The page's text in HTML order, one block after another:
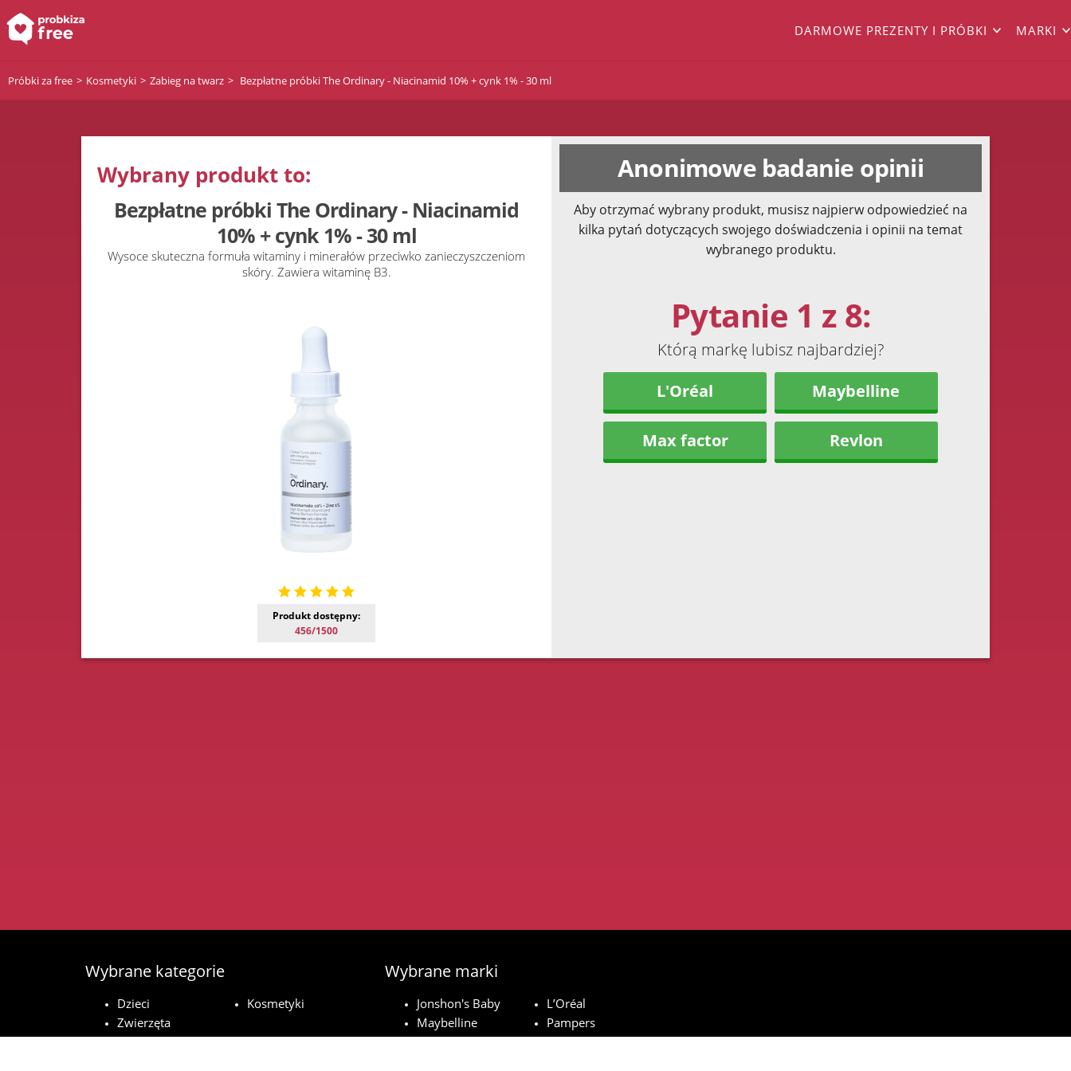
DARMOWE PREZENTY I PRÓBKI MARKI
Próbki za free Kosmetyki Zabieg na twarz Bezpłatne próbki The Ordinary - Niacinamid 10% + cynk 1% - 30 ml
Wybrany produkt to:
Bezpłatne próbki The Ordinary - Niacinamid
10% + cynk 1% - 30 ml
Wysoce skuteczna formuła witaminy i minerałów przeciwko zanieczyszczeniom
skóry. Zawiera witaminę B3.
Produkt dostępny:
456/1500
Anonimowe badanie opinii
Aby otrzymać wybrany produkt, musisz najpierw odpowiedzieć na
kilka pytań dotyczących swojego doświadczenia i opinii na temat
wybranego produktu.
Pytanie 1 z 8:
Którą markę lubisz najbardziej?
L'Oréal
Maybelline
Max factor Revlon
Wybrane kategorie
Dzieci
Kosmetyki
Zwierzęta
domowe
Wybrane marki
Jonshon's Baby
L’Oréal
Maybelline
Pampers
Royal Canin